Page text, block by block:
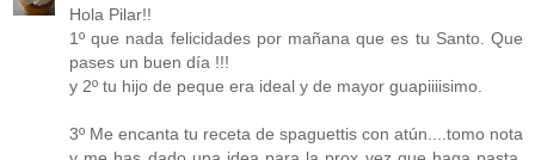
Hola Pilar!!
1º que nada felicidades por mañana que es tu Santo. Que
pases un buen día !!!
y 2º tu hijo de peque era ideal y de mayor guapiiiisimo.
3º Me encanta tu receta de spaguettis con atún....tomo nota